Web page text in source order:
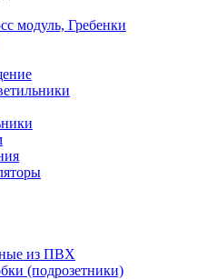
модуль, Гребенки
из ПВХ
(подрозетники)